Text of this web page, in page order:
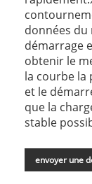
données du
démarrage
obtenir le
la courbe la
et le
que la
stable
envoyer une